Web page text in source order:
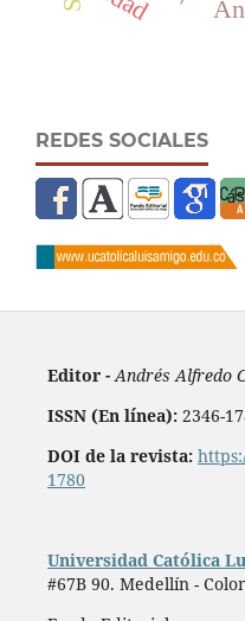
REDES SOCIALES
Editor - Andrés Alfredo
ISSN (En línea): 2346-
DOI de la revista:
1780
Universidad Católica
#67B 90. Medellín -